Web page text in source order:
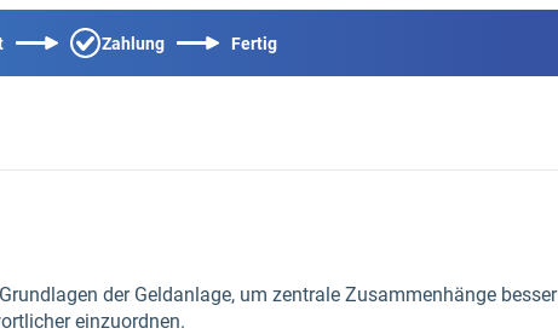
Zahlung Fertig
der Geldanlage, um zentrale Zusammenhänge besser
einzuordnen.